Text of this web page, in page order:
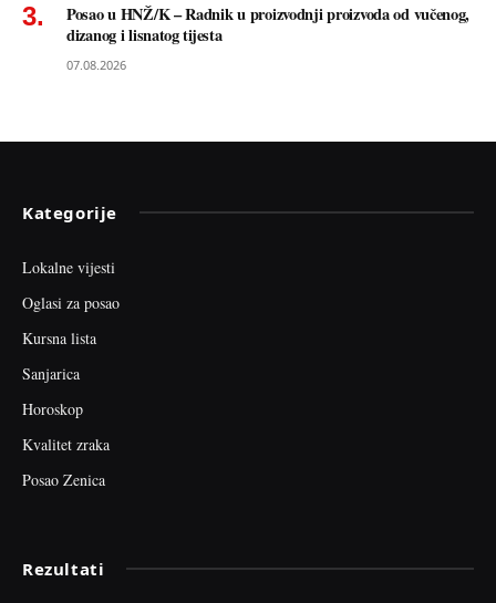
Posao u HNŽ/K – Radnik u proizvodnji proizvoda od vučenog,
dizanog i lisnatog tijesta
07.08.2026
Kategorije
Lokalne vijesti
Oglasi za posao
Kursna lista
Sanjarica
Horoskop
Kvalitet zraka
Posao Zenica
Rezultati